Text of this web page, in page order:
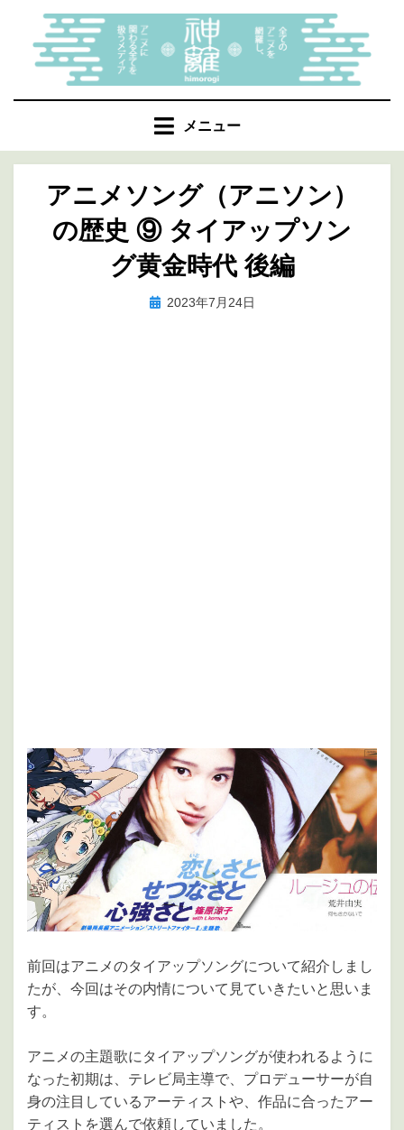
メニュー
アニメソング（アニソン）
の歴史 ⑨ タイアップソン
グ黄金時代 後編
投稿者marumegane
投 2023年7月24日
前回はアニメのタイアップソングについて紹介しまし
たが、今回はその内情について見ていきたいと思いま
す。
アニメの主題歌にタイアップソングが使われるように
なった初期は、テレビ局主導で、プロデューサーが自
身の注目しているアーティストや、作品に合ったアー
ティストを選んで依頼していました。